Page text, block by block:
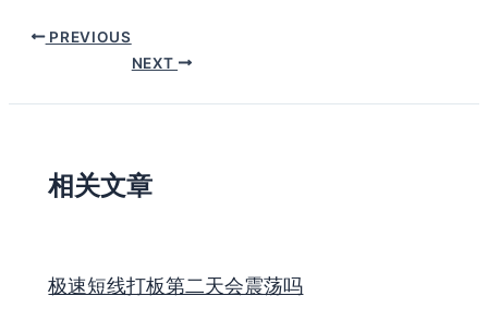
PREVIOUS
NEXT
相关文章
极速短线打板第二天会震荡吗